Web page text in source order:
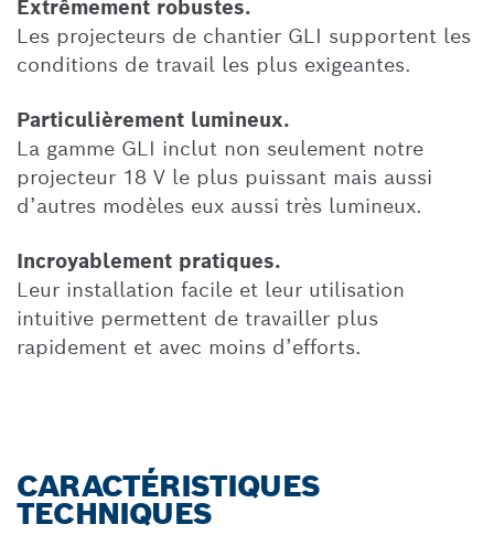
Extrêmement robustes.
Les projecteurs de chantier GLI supportent les
conditions de travail les plus exigeantes.
Particulièrement lumineux.
La gamme GLI inclut non seulement notre
projecteur 18 V le plus puissant mais aussi
d’autres modèles eux aussi très lumineux.
Incroyablement pratiques.
Leur installation facile et leur utilisation
intuitive permettent de travailler plus
rapidement et avec moins d’efforts.
CARACTÉRISTIQUES
TECHNIQUES